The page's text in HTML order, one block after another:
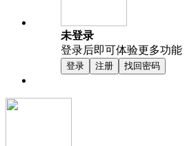
未登录
登录后即可体验更多功能
登录 注册 找回密码